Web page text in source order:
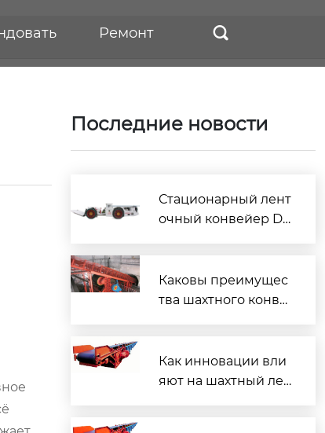
Ремонт 
Последние новости
Стационарный лент
очный конвейер DT
нного транспорта
Каковы преимущес
тва шахтного конве
Как инновации вли
яют на шахтный лен